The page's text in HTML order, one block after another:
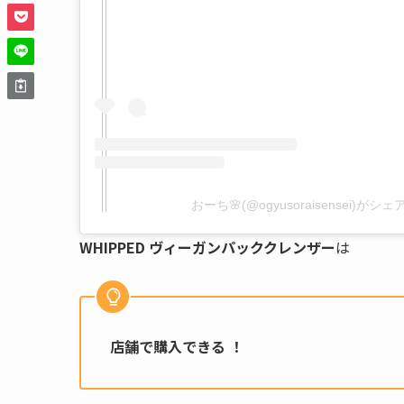
おーち🌸(@ogyusoraisensei)がシェ
WHIPPED ヴィーガンパッククレンザーは
店舗で購入できる ！